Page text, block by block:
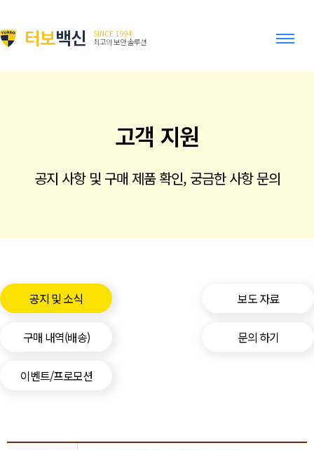
터보백신
SINCE 1994
최고의 보안 솔루션
고객 지원
공지 사항 및 구매 제품 확인, 궁금한 사항 문의
공지 및 소식 보도 자료
구매 내역(배송) 문의 하기
이벤트/프로모션